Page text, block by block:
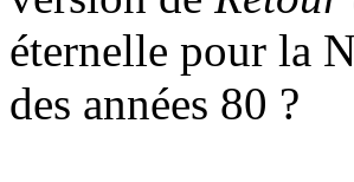
éternelle pour la
des années 80 ?